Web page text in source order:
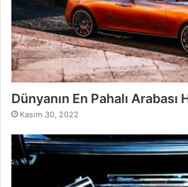
Dünyanın En Pahalı Arabası
Kasım 30, 2022